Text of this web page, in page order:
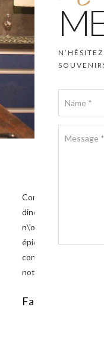
Combloux Février
diners raffinés, tant
n\'ont en rien entravé
épices et découvert
connaissances
notre prochain séjour
Fabienne M